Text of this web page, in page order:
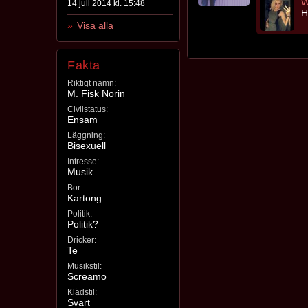
14 juli 2014 kl. 15:48
Visa alla
Fakta
Riktigt namn:
M. Fisk Norin
Civilstatus:
Ensam
Läggning:
Bisexuell
Intresse:
Musik
Bor:
Kartong
Politik:
Politik?
Dricker:
Te
Musikstil:
Screamo
Klädstil:
Svart